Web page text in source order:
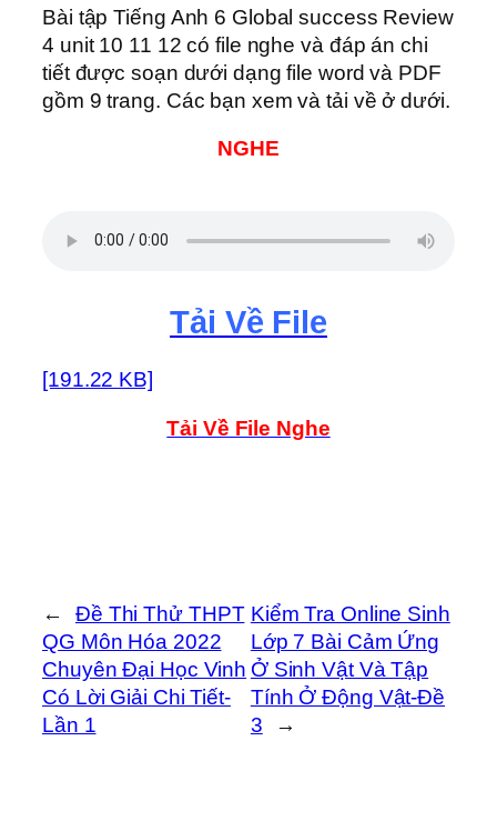
Bài tập Tiếng Anh 6 Global success Review
4 unit 10 11 12 có file nghe và đáp án chi
tiết được soạn dưới dạng file word và PDF
gồm 9 trang. Các bạn xem và tải về ở dưới.
NGHE
Tải Về File
[191.22 KB]
Tải Về File Nghe
←
Đề Thi Thử THPT
QG Môn Hóa 2022
Chuyên Đại Học Vinh
Có Lời Giải Chi Tiết-
Lần 1
Kiểm Tra Online Sinh
Lớp 7 Bài Cảm Ứng
Ở Sinh Vật Và Tập
Tính Ở Động Vật-Đề
3
→